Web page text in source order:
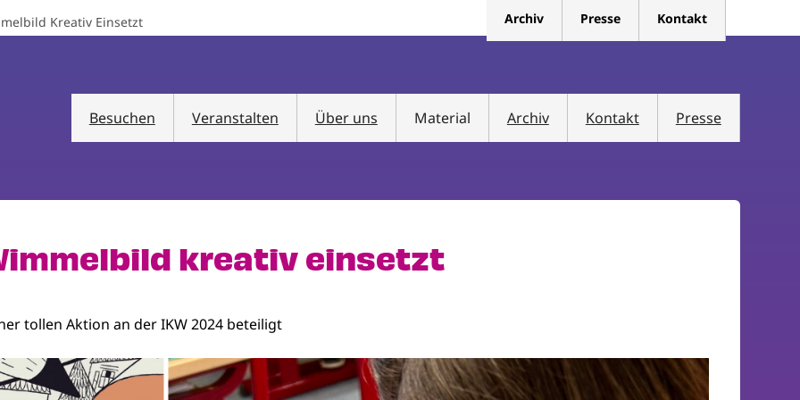
Kreativ Einsetzt Archiv Presse Kontakt
Besuchen Veranstalten Über uns Material Archiv Kontakt Presse
kreativ einsetzt
tollen Aktion an der IKW 2024 beteiligt